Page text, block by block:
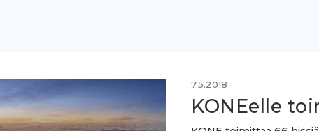
7.5.2018
KONEelle